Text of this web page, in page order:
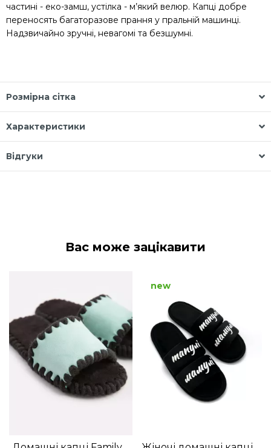
частині - еко-замш, устілка - м’який велюр. Капці добре
переносять багаторазове прання у пральній машинці.
Надзвичайно зручні, невагомі та безшумні.
Розмірна сітка
Характеристики
Відгуки
Вас може зацікавити
new